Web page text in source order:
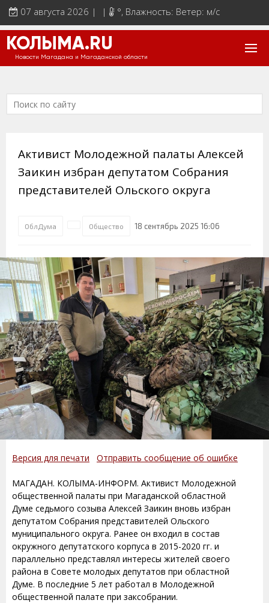
07 августа 2026 | | °, Влажность: Ветер: м/с
КОЛЫМА.RU
Новости Магадана и Магаданской области
Активист Молодежной палаты Алексей
Заикин избран депутатом Собрания
представителей Ольского округа
ОблДума Общество 18 сентябрь 2025 16:06
Версия для печати Отправить сообщение об ошибке
МАГАДАН. КОЛЫМА-ИНФОРМ. Активист Молодежной
общественной палаты при Магаданской областной
Думе седьмого созыва Алексей Заикин вновь избран
депутатом Собрания представителей Ольского
муниципального округа. Ранее он входил в состав
окружного депутатского корпуса в 2015-2020 гг. и
параллельно представлял интересы жителей своего
района в Совете молодых депутатов при областной
Думе. В последние 5 лет работал в Молодежной
общественной палате при заксобрании.